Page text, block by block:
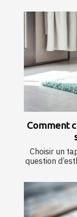
Comment
Choisir un
question